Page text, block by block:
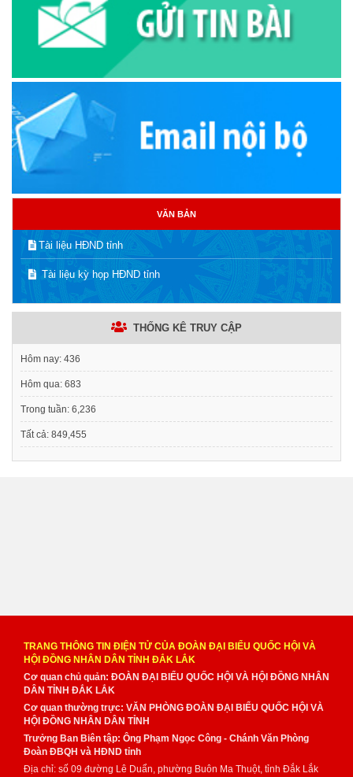
VĂN BẢN
Tài liệu HĐND tỉnh
Tài liệu kỳ họp HĐND tỉnh
THỐNG KÊ TRUY CẬP
Hôm nay: 436
Hôm qua: 683
Trong tuần: 6,236
Tất cả: 849,455
TRANG THÔNG TIN ĐIỆN TỬ CỦA ĐOÀN ĐẠI BIỂU QUỐC HỘI VÀ
HỘI ĐỒNG NHÂN DÂN TỈNH ĐẮK LẮK
Cơ quan chủ quản: ĐOÀN ĐẠI BIỂU QUỐC HỘI VÀ HỘI ĐỒNG NHÂN
DÂN TỈNH ĐẮK LẮK
Cơ quan thường trực: VĂN PHÒNG ĐOÀN ĐẠI BIỂU QUỐC HỘI VÀ
HỘI ĐỒNG NHÂN DÂN TỈNH
Trưởng Ban Biên tập: Ông Phạm Ngọc Công - Chánh Văn Phòng
Đoàn ĐBQH và HĐND tỉnh
Địa chỉ: số 09 đường Lê Duẩn, phường Buôn Ma Thuột, tỉnh Đắk Lắk